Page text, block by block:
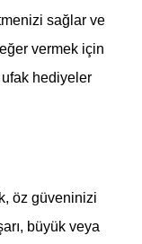
sağlar ve
vermek için
ufak hediyeler
öz güveninizi
büyük veya